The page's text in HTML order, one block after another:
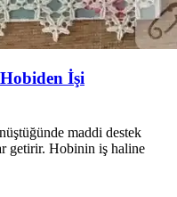
Hobiden İşi
maddi destek
getirir. Hobinin iş haline